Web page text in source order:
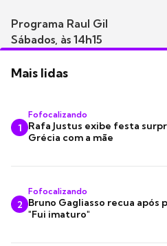
Programa Raul Gil
Sábados, às 14h15
Mais lidas
1
Fofocalizando
Rafa Justus exibe festa
Grécia com a mãe
2
Fofocalizando
Bruno Gagliasso recua
"Fui imaturo"